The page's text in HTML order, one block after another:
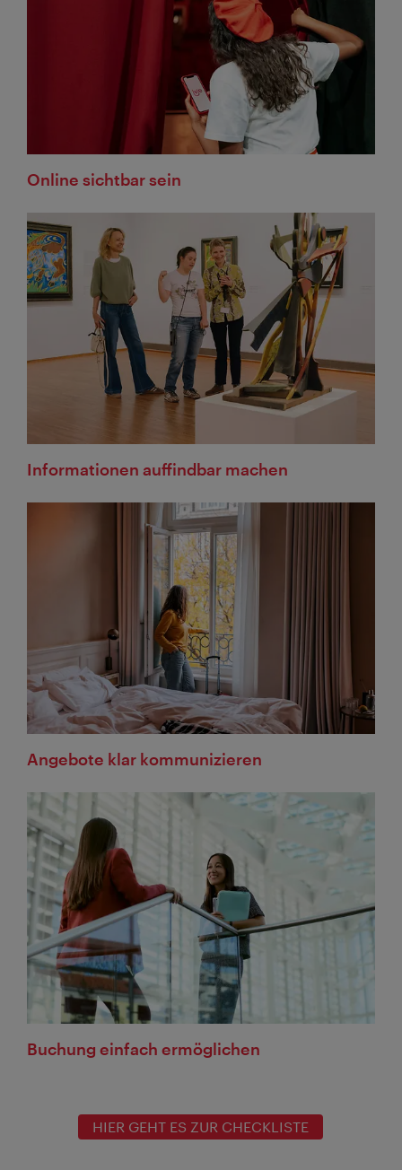
Online sichtbar sein
Informationen auffindbar machen
Angebote klar kommunizieren
Buchung einfach ermöglichen
HIER GEHT ES ZUR CHECKLISTE